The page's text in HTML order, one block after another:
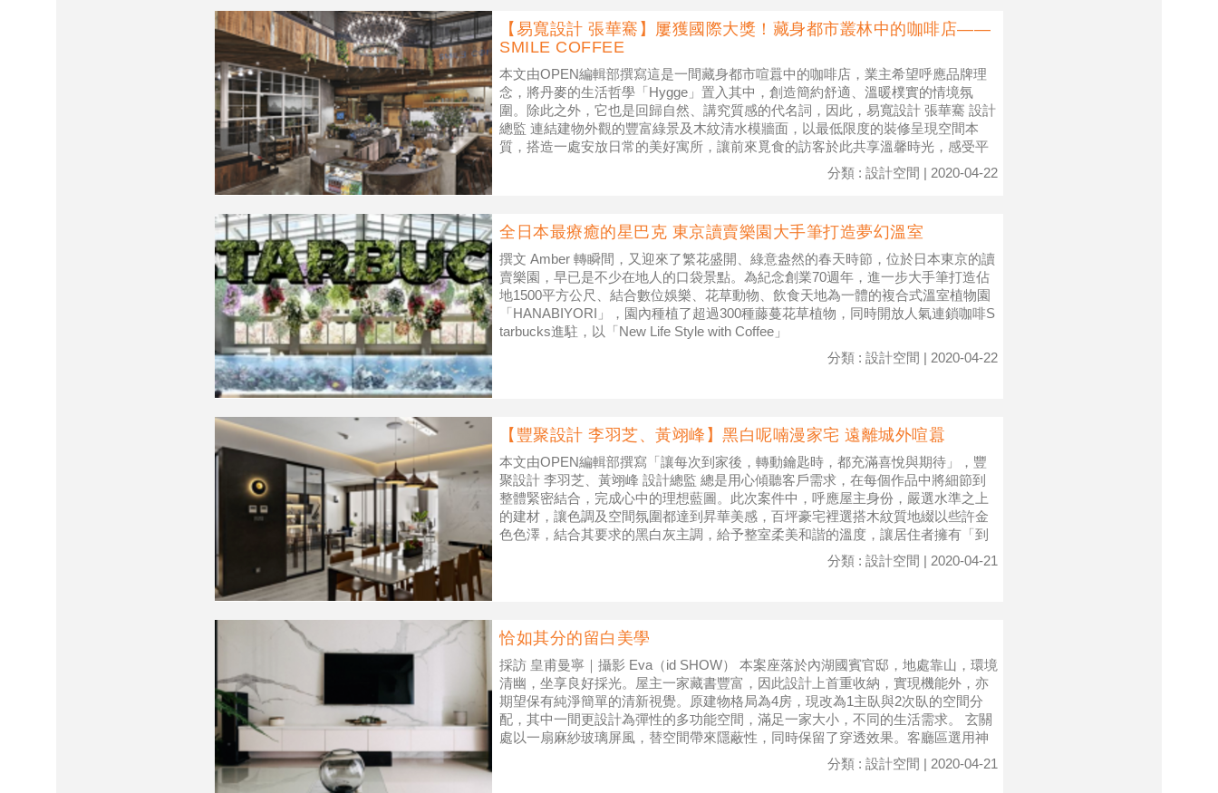
【易寬設計 張華騫】屢獲國際大獎！藏身都市叢林中的咖啡店——
SMILE COFFEE
本文由OPEN編輯部撰寫這是一間藏身都市喧囂中的咖啡店，業主希望呼應品牌理
念，將丹麥的生活哲學「Hygge」置入其中，創造簡約舒適、溫暖樸實的情境氛
圍。除此之外，它也是回歸自然、講究質感的代名詞，因此，易寬設計 張華騫 設計
總監 連結建物外觀的豐富綠景及木紋清水模牆面，以最低限度的裝修呈現空間本
質，搭造一處安放日常的美好寓所，讓前來覓食的訪客於此共享溫馨時光，感受平
分類 : 設計空間 | 2020-04-22
全日本最療癒的星巴克 東京讀賣樂園大手筆打造夢幻溫室
撰文 Amber 轉瞬間，又迎來了繁花盛開、綠意盎然的春天時節，位於日本東京的讀
賣樂園，早已是不少在地人的口袋景點。為紀念創業70週年，進一步大手筆打造佔
地1500平方公尺、結合數位娛樂、花草動物、飲食天地為一體的複合式溫室植物園
「HANABIYORI」，園內種植了超過300種藤蔓花草植物，同時開放人氣連鎖咖啡S
tarbucks進駐，以「New Life Style with Coffee」
分類 : 設計空間 | 2020-04-22
【豐聚設計 李羽芝、黃翊峰】黑白呢喃漫家宅 遠離城外喧囂
本文由OPEN編輯部撰寫「讓每次到家後，轉動鑰匙時，都充滿喜悅與期待」，豐
聚設計 李羽芝、黃翊峰 設計總監 總是用心傾聽客戶需求，在每個作品中將細節到
整體緊密結合，完成心中的理想藍圖。此次案件中，呼應屋主身份，嚴選水準之上
的建材，讓色調及空間氛圍都達到昇華美感，百坪豪宅裡選搭木紋質地綴以些許金
色色澤，結合其要求的黑白灰主調，給予整室柔美和諧的溫度，讓居住者擁有「到
分類 : 設計空間 | 2020-04-21
恰如其分的留白美學
採訪 皇甫曼寧｜攝影 Eva（id SHOW） 本案座落於內湖國賓官邸，地處靠山，環境
清幽，坐享良好採光。屋主一家藏書豐富，因此設計上首重收納，實現機能外，亦
期望保有純淨簡單的清新視覺。原建物格局為4房，現改為1主臥與2次臥的空間分
配，其中一間更設計為彈性的多功能空間，滿足一家大小，不同的生活需求。 玄關
處以一扇麻紗玻璃屏風，替空間帶來隱蔽性，同時保留了穿透效果。客廳區選用神
分類 : 設計空間 | 2020-04-21